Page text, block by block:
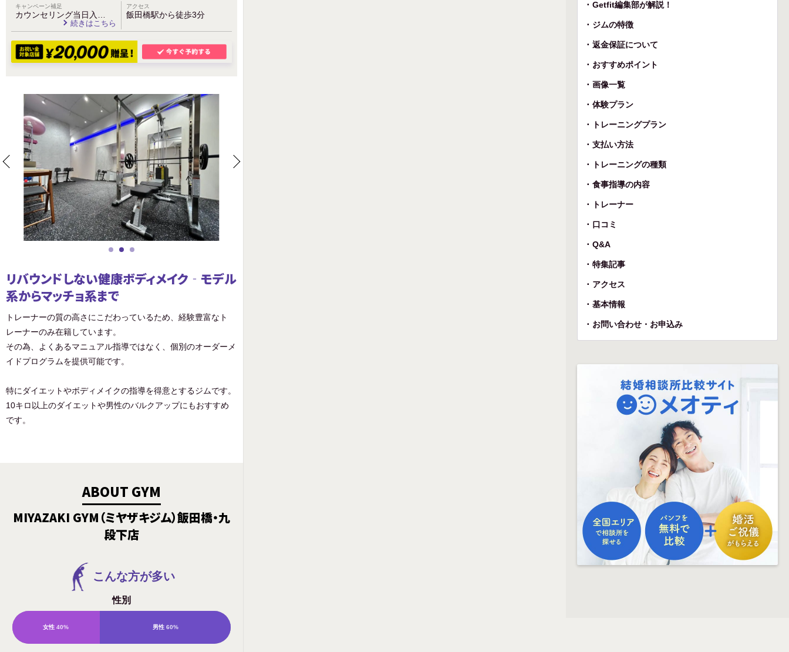
キャンペーン補足
カウンセリング当日入…
続きはこちら
アクセス
飯田橋駅から徒歩3分
リバウンドしない健康ボディメイク‐モデル
系からマッチョ系まで
トレーナーの質の高さにこだわっているため、経験豊富なト
レーナーのみ在籍しています。
その為、よくあるマニュアル指導ではなく、個別のオーダーメ
イドプログラムを提供可能です。
特にダイエットやボディメイクの指導を得意とするジムです。
10キロ以上のダイエットや男性のバルクアップにもおすすめ
です。
ABOUT GYM
MIYAZAKI GYM（ミヤザキジム）飯田橋・九
段下店
こんな方が多い
性別
女性 40% 男性 60%
Getfit編集部が解説！
ジムの特徴
返金保証について
おすすめポイント
画像一覧
体験プラン
トレーニングプラン
支払い方法
トレーニングの種類
食事指導の内容
トレーナー
口コミ
Q&A
特集記事
アクセス
基本情報
お問い合わせ・お申込み